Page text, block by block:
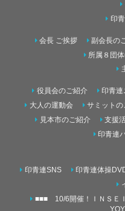
印
会長 ご挨拶 副会長の
所属８団
役員会のご紹介 印青連
大人の運動会
サミットの
見本市のご紹介
支援
印青連
印青連SNS 印青連体操
■■■ 10/6開催！ＩＮＳＥ